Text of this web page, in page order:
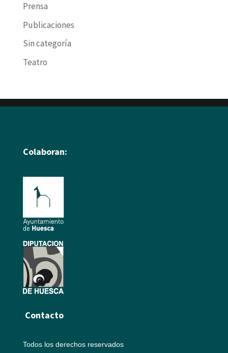
Prensa
Publicaciones
Sin categoría
Teatro
Colaboran:
Contacto
Todos los derechos reservados